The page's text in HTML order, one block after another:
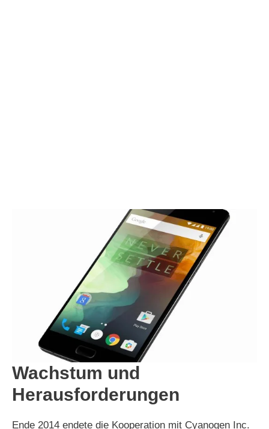
Wachstum und
Herausforderungen
Ende 2014 endete die Kooperation mit Cyanogen Inc.